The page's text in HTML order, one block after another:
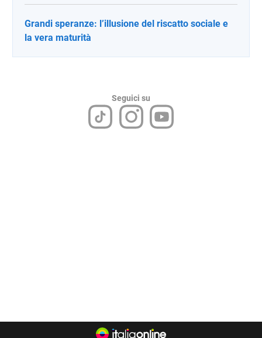
Grandi speranze: l’illusione del riscatto sociale e
la vera maturità
Seguici su